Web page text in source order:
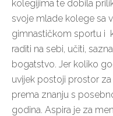
kolegijima te dobila
svoje mlade kolege sa
gimnastičkom sportu i
raditi na sebi, učiti,
bogatstvo. Jer koliko
uvijek postoji prostor
prema znanju s
godina. Aspira je za